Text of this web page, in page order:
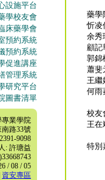
設施平台
學校友會
床藥學會
預約系統
預約系統
促進講座
管理系統
研究平台
圖書清單
專業學院
南路33號
9098
: 許瑭益
/ 08 / 05
資安專區
藥學
忻凌
余秀
顧記
郭錦
蕭斐
王繼
何雨
校友
王在
特別